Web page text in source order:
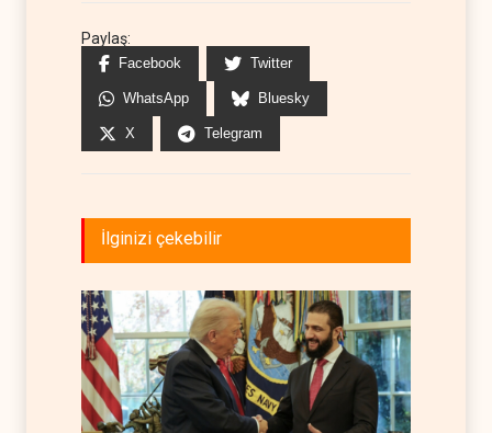
Paylaş:
Facebook Twitter
WhatsApp Bluesky
X Telegram
İlginizi çekebilir